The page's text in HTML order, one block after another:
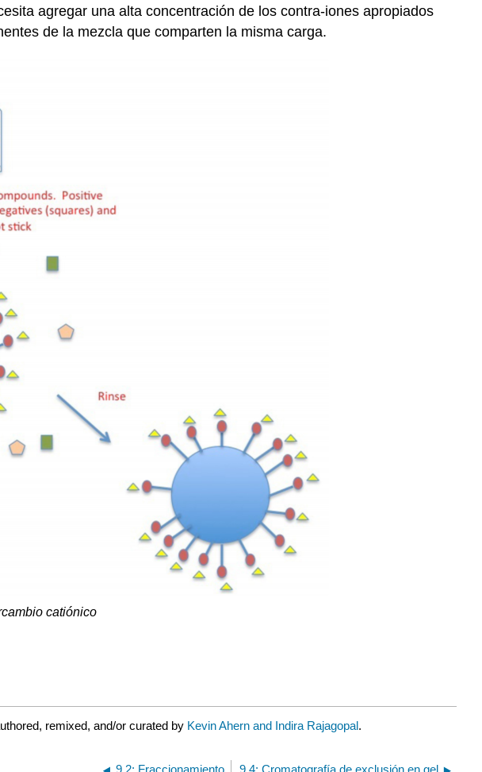
agregar una alta concentración de los contra-iones apropiados
de la mezcla que comparten la misma carga.
catiónico
remixed, and/or curated by Kevin Ahern and Indira Rajagopal.